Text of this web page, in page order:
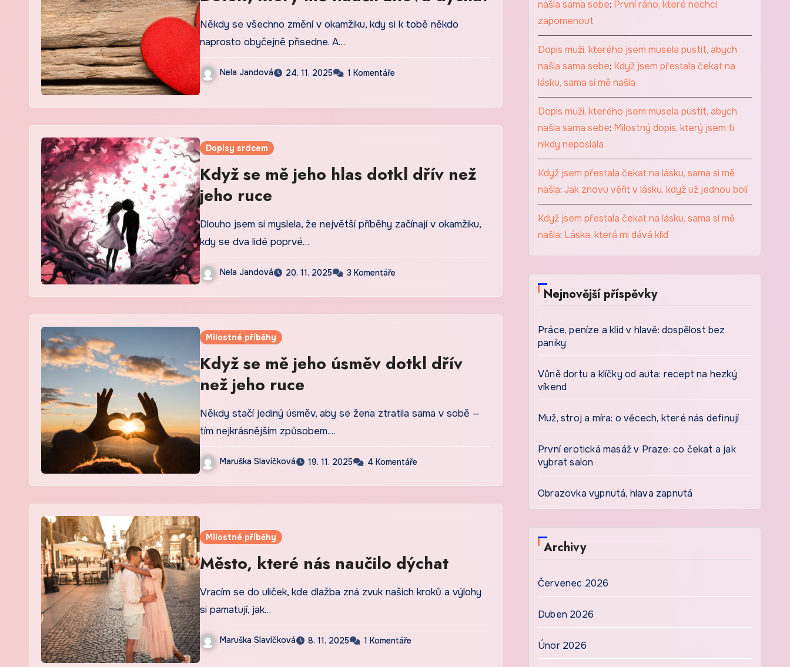
Někdy se všechno změní v okamžiku, kdy si k tobě někdo
naprosto obyčejně přisedne. A…
Nela Jandová 24. 11. 2025 1 Komentáře
Dopisy srdcem
Když se mě jeho hlas dotkl dřív než
jeho ruce
Dlouho jsem si myslela, že největší příběhy začínají v okamžiku,
kdy se dva lidé poprvé…
Nela Jandová 20. 11. 2025 3 Komentáře
Milostné příběhy
Když se mě jeho úsměv dotkl dřív
než jeho ruce
Někdy stačí jediný úsměv, aby se žena ztratila sama v sobě —
tím nejkrásnějším způsobem.…
Maruška Slavíčková 19. 11. 2025 4 Komentáře
Milostné příběhy
Město, které nás naučilo dýchat
Vracím se do uliček, kde dlažba zná zvuk našich kroků a výlohy
si pamatují, jak…
Maruška Slavíčková 8. 11. 2025 1 Komentáře
našla sama sebe: První ráno, které nechci
zapomenout
Dopis muži, kterého jsem musela pustit, abych
našla sama sebe: Když jsem přestala čekat na
lásku, sama si mě našla
Dopis muži, kterého jsem musela pustit, abych
našla sama sebe: Milostný dopis, který jsem ti
nikdy neposlala
Když jsem přestala čekat na lásku, sama si mě
našla: Jak znovu věřit v lásku, když už jednou bolí
Když jsem přestala čekat na lásku, sama si mě
našla: Láska, která mi dává klid
Nejnovější příspěvky
Práce, peníze a klid v hlavě: dospělost bez
paniky
Vůně dortu a klíčky od auta: recept na hezký
víkend
Muž, stroj a míra: o věcech, které nás definují
První erotická masáž v Praze: co čekat a jak
vybrat salon
Obrazovka vypnutá, hlava zapnutá
Archivy
Červenec 2026
Duben 2026
Únor 2026